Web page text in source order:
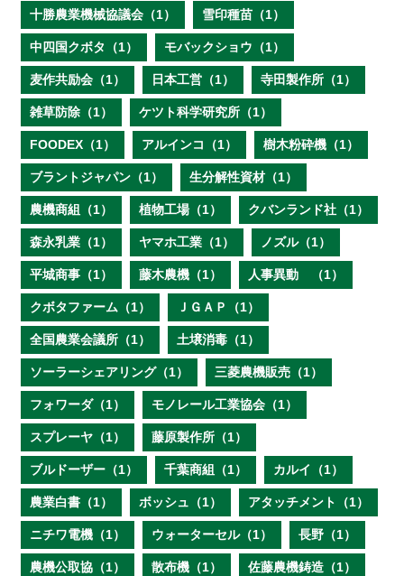
十勝農業機械協議会（1） 雪印種苗（1）
中四国クボタ（1） モバックショウ（1）
麦作共励会（1） 日本工営（1） 寺田製作所（1）
雑草防除（1） ケツト科学研究所（1）
FOODEX（1） アルインコ（1） 樹木粉砕機（1）
ブラントジャパン（1） 生分解性資材（1）
農機商組（1） 植物工場（1） クバンランド社（1）
森永乳業（1） ヤマホ工業（1） ノズル（1）
平城商事（1） 藤木農機（1） 人事異動 （1）
クボタファーム（1） ＪＧＡＰ（1）
全国農業会議所（1） 土壌消毒（1）
ソーラーシェアリング（1） 三菱農機販売（1）
フォワーダ（1） モノレール工業協会（1）
スプレーヤ（1） 藤原製作所（1）
ブルドーザー（1） 千葉商組（1） カルイ（1）
農業白書（1） ボッシュ（1） アタッチメント（1）
ニチワ電機（1） ウォーターセル（1） 長野（1）
農機公取協（1） 散布機（1） 佐藤農機鋳造（1）